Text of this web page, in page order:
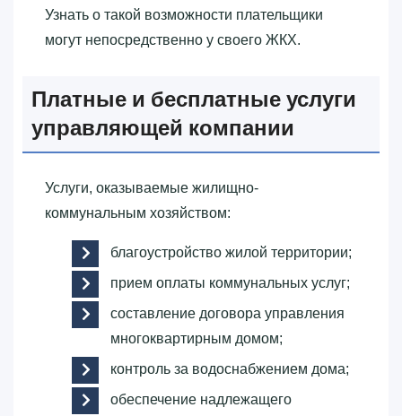
Узнать о такой возможности плательщики
могут непосредственно у своего ЖКХ.
Платные и бесплатные услуги
управляющей компании
Услуги, оказываемые жилищно-
коммунальным хозяйством:
благоустройство жилой территории;
прием оплаты коммунальных услуг;
составление договора управления
многоквартирным домом;
контроль за водоснабжением дома;
обеспечение надлежащего